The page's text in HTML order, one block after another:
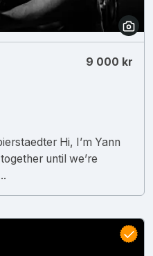
9 000 kr
Hi, I’m Yann
until we’re